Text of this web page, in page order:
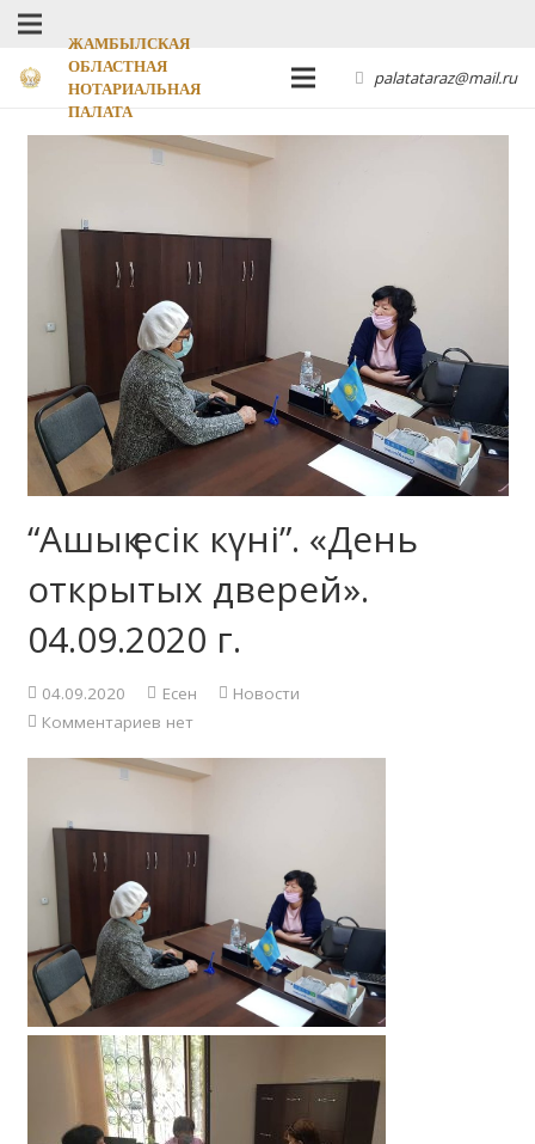
ЖАМБЫЛСКАЯ
ОБЛАСТНАЯ
НОТАРИАЛЬНАЯ
ПАЛАТА
palatataraz@mail.ru
“Ашық есік күні”. «День
открытых дверей».
04.09.2020 г.
04.09.2020 Есен
Новости
Комментариев нет